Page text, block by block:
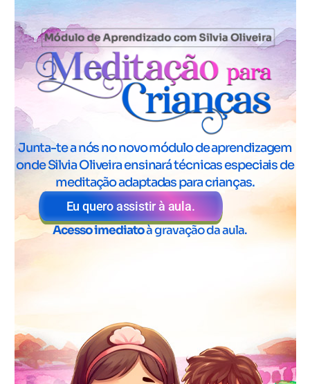
Junta-te a nós no novo módulo de aprendizagem
onde Silvia Oliveira ensinará técnicas especiais de
meditação adaptadas para crianças.
Eu quero assistir à aula.
Acesso imediatoà gravação da aula.